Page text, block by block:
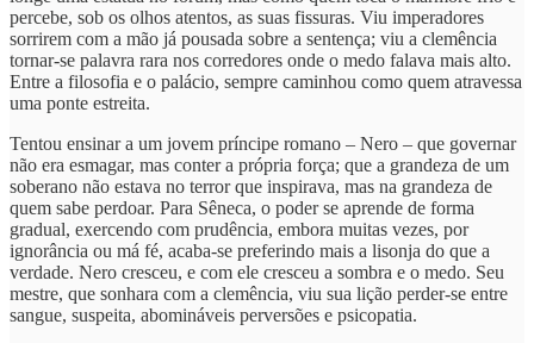
percebe, sob os olhos atentos, as suas fissuras. Viu imperadores
sorrirem com a mão já pousada sobre a sentença; viu a clemência
tornar-se palavra rara nos corredores onde o medo falava mais alto.
Entre a filosofia e o palácio, sempre caminhou como quem atravessa
uma ponte estreita.
Tentou ensinar a um jovem príncipe romano – Nero – que governar
não era esmagar, mas conter a própria força; que a grandeza de um
soberano não estava no terror que inspirava, mas na grandeza de
quem sabe perdoar. Para Sêneca, o poder se aprende de forma
gradual, exercendo com prudência, embora muitas vezes, por
ignorância ou má fé, acaba-se preferindo mais a lisonja do que a
verdade. Nero cresceu, e com ele cresceu a sombra e o medo. Seu
mestre, que sonhara com a clemência, viu sua lição perder-se entre
sangue, suspeita, abomináveis perversões e psicopatia.